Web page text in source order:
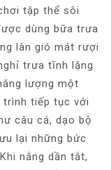
tập thể sôi
dùng bữa trưa
làn gió mát rượi
trưa tĩnh lặng
lượng một
trình tiếp tục với
câu cá, dạo bộ
lại những bức
nắng dần tắt,